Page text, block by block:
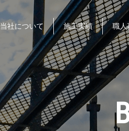
当社について 施工実績 職人